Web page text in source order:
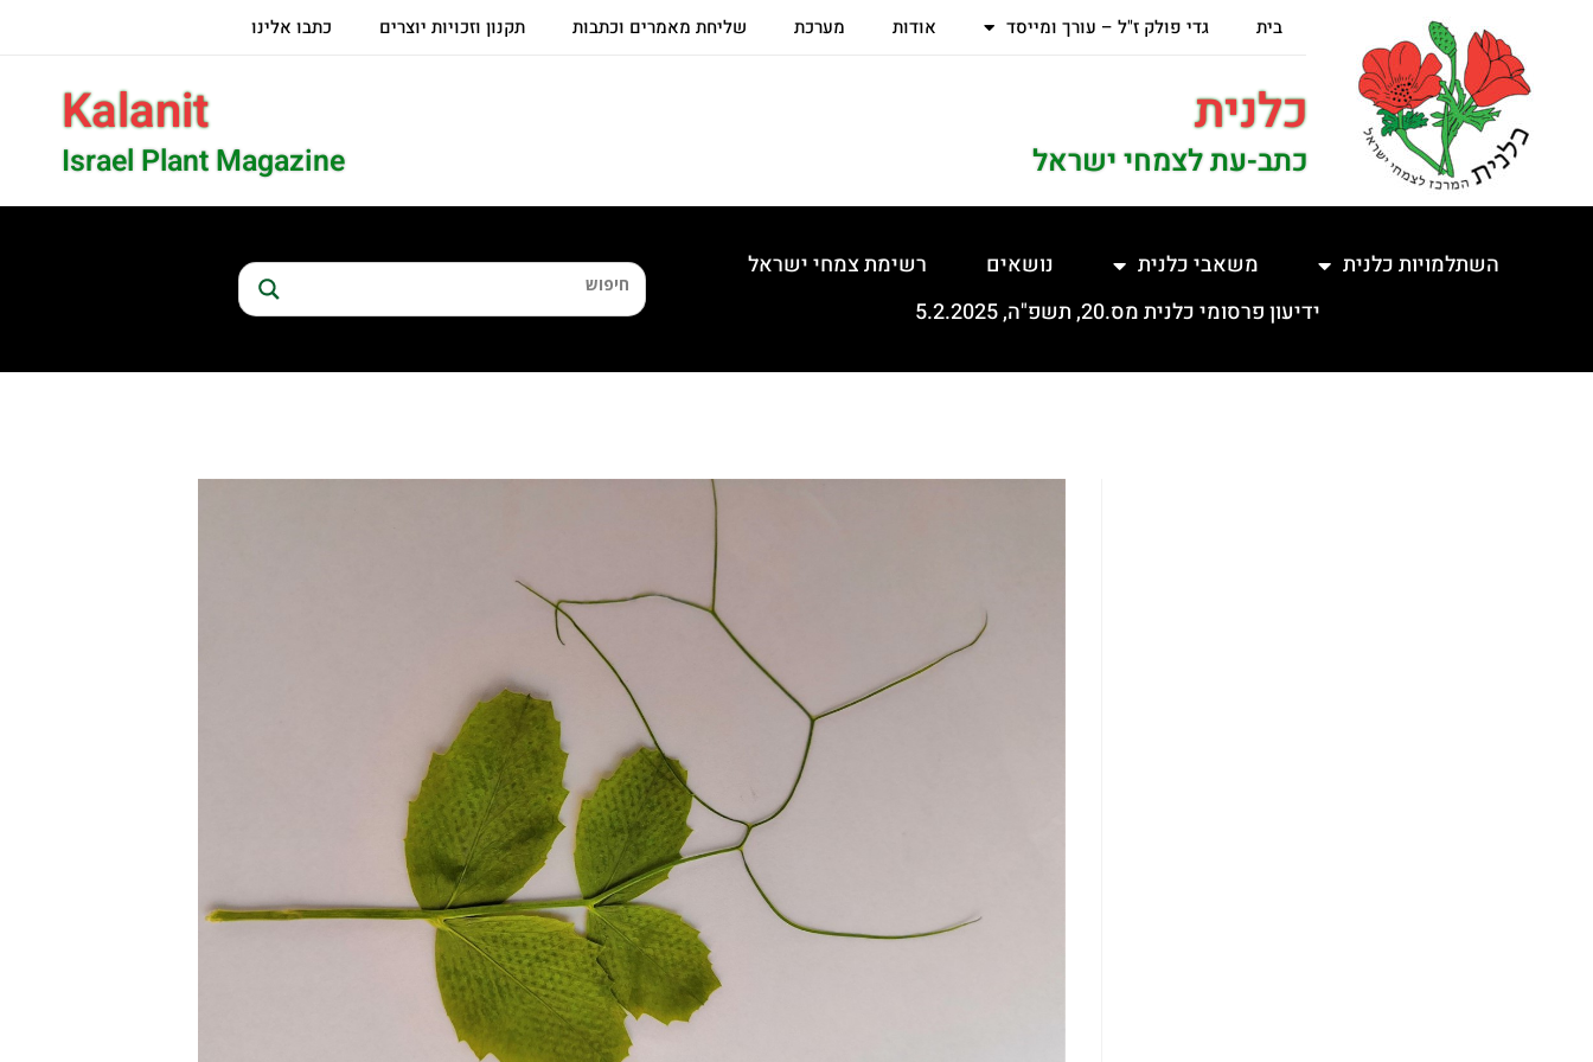
בית גדי פולק ז"ל – עורך ומייסד אודות מערכת שליחת מאמרים וכתבות תקנון וזכויות יוצרים כתבו אלינו
כלנית
כתב-עת לצמחי ישראל
Kalanit
Israel Plant Magazine
השתלמויות כלנית משאבי כלנית נושאים
רשימת צמחי ישראל
ידיעון פרסומי כלנית מס.20, תשפ"ה, 5.2.2025